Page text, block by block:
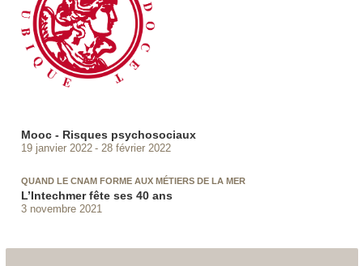
Mooc - Risques psychosociaux
19 janvier 2022 28 février 2022
QUAND LE CNAM FORME AUX MÉTIERS DE LA MER
L’Intechmer fête ses 40 ans
3 novembre 2021